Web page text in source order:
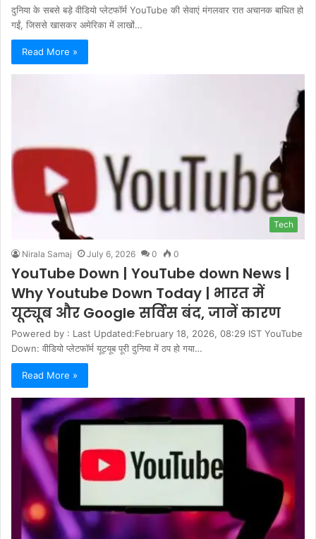
दुनिया के सबसे बड़े वीडियो प्लेटफॉर्म YouTube की सेवाएं मंगलवार रात अचानक बाधित हो
गईं, जिससे खासकर अमेरिका में लाखों…
Read More »
Tech
Nirala Samaj July 6, 2026 0 0
YouTube Down | YouTube down News |
Why Youtube Down Today | भारत में
यूट्यूब और Google सर्विस बंद, जानें कारण
Powered by : Last Updated:February 18, 2026, 08:29 IST YouTube
Down: वीडियो प्लेटफॉर्म यूट्यूब पूरी दुनिया में ठप हो गया…
Read More »